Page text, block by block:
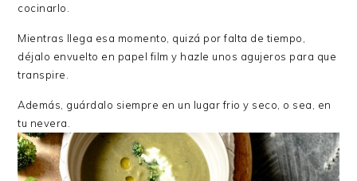
cocinarlo.
Mientras llega esa momento, quizá por falta de tiempo,
déjalo envuelto en papel film y hazle unos agujeros para que
transpire.
Además, guárdalo siempre en un lugar frio y seco, o sea, en
tu nevera.